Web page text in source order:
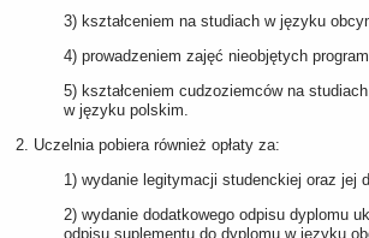
3) kształceniem na studiach w języku
4) prowadzeniem zajęć nieobjętych
5) kształceniem cudzoziemców na
w języku polskim.
2. Uczelnia pobiera również opłaty za:
1) wydanie legitymacji studenckiej oraz jej
2) wydanie dodatkowego odpisu dyplomu
odpisu suplementu do dyplomu w języku